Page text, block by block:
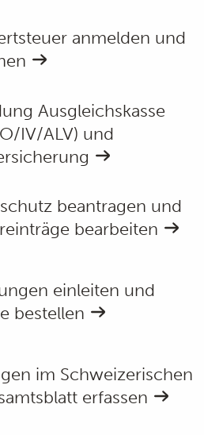
anmelden und
Ausgleichskasse
IV/ALV) und
beantragen und
bearbeiten
einleiten und
bestellen
im Schweizerischen
erfassen